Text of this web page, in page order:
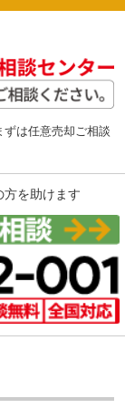
は任意売却ご相談
を助けます